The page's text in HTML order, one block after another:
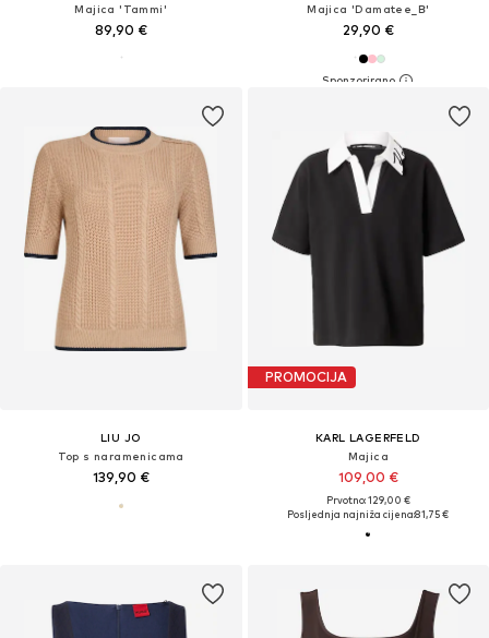
Majica 'Tammi'
89,90 €
Majica 'Damatee_B'
29,90 €
LIU JO
Top s naramenicama
139,90 €
PROMOCIJA
KARL LAGERFELD
Majica
109,00 €
Prvotno: 129,00 €
Posljednja najniža cijena:81,75 €